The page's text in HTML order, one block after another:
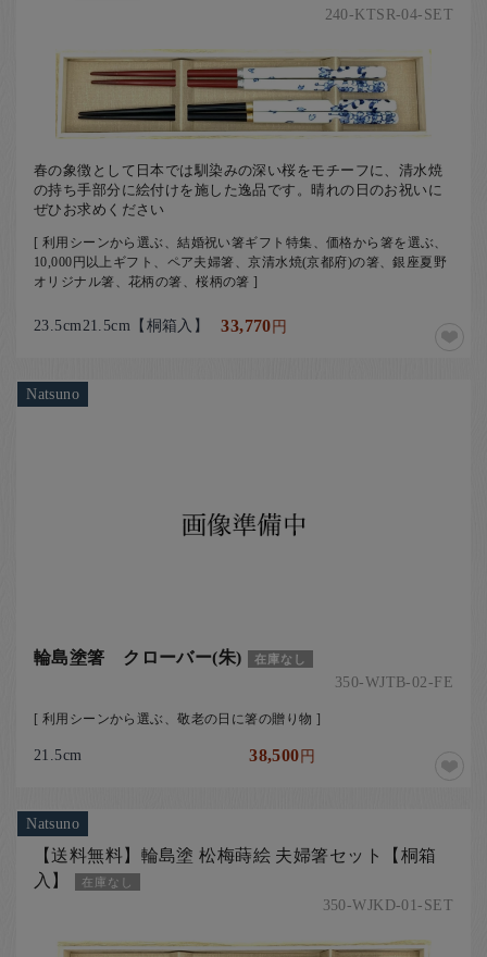
240-KTSR-04-SET
春の象徴として日本では馴染みの深い桜をモチーフに、清水焼
の持ち手部分に絵付けを施した逸品です。晴れの日のお祝いに
ぜひお求めください
[ 利用シーンから選ぶ、結婚祝い箸ギフト特集、価格から箸を選ぶ、
10,000円以上ギフト、ペア夫婦箸、京清水焼(京都府)の箸、銀座夏野
オリジナル箸、花柄の箸、桜柄の箸 ]
23.5cm21.5cm【桐箱入】 33,770円
Natsuno
輪島塗箸 クローバー(朱) 在庫なし
350-WJTB-02-FE
[ 利用シーンから選ぶ、敬老の日に箸の贈り物 ]
21.5cm 38,500円
Natsuno
【送料無料】輪島塗 松梅蒔絵 夫婦箸セット【桐箱
入】
在庫なし
350-WJKD-01-SET